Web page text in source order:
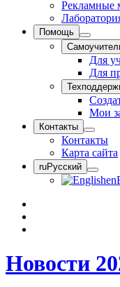
Рекламные
Помощь
Для
Для
Мои
Контакты
Контакты
Карта сайта
ruРусский
en
Новости